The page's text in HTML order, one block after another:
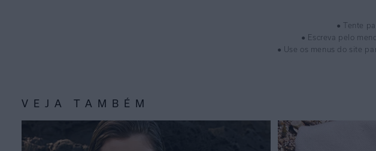
● Tente
● Escreva pelo
● Use os menus do site
VEJA TAMBÉM